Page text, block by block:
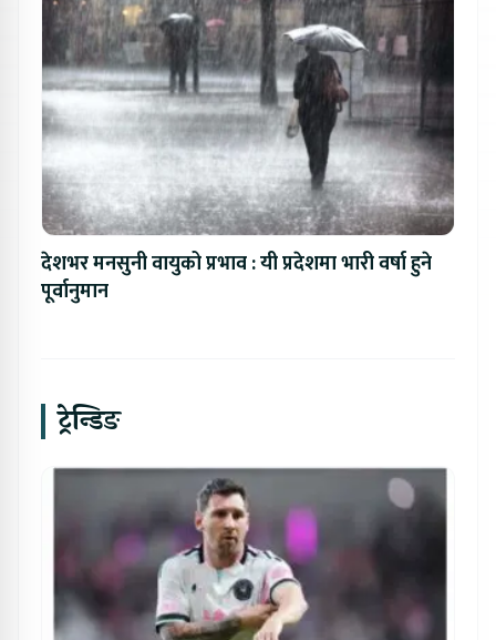
देशभर मनसुनी वायुको प्रभाव : यी प्रदेशमा भारी वर्षा हुने
पूर्वानुमान
ट्रेन्डिङ